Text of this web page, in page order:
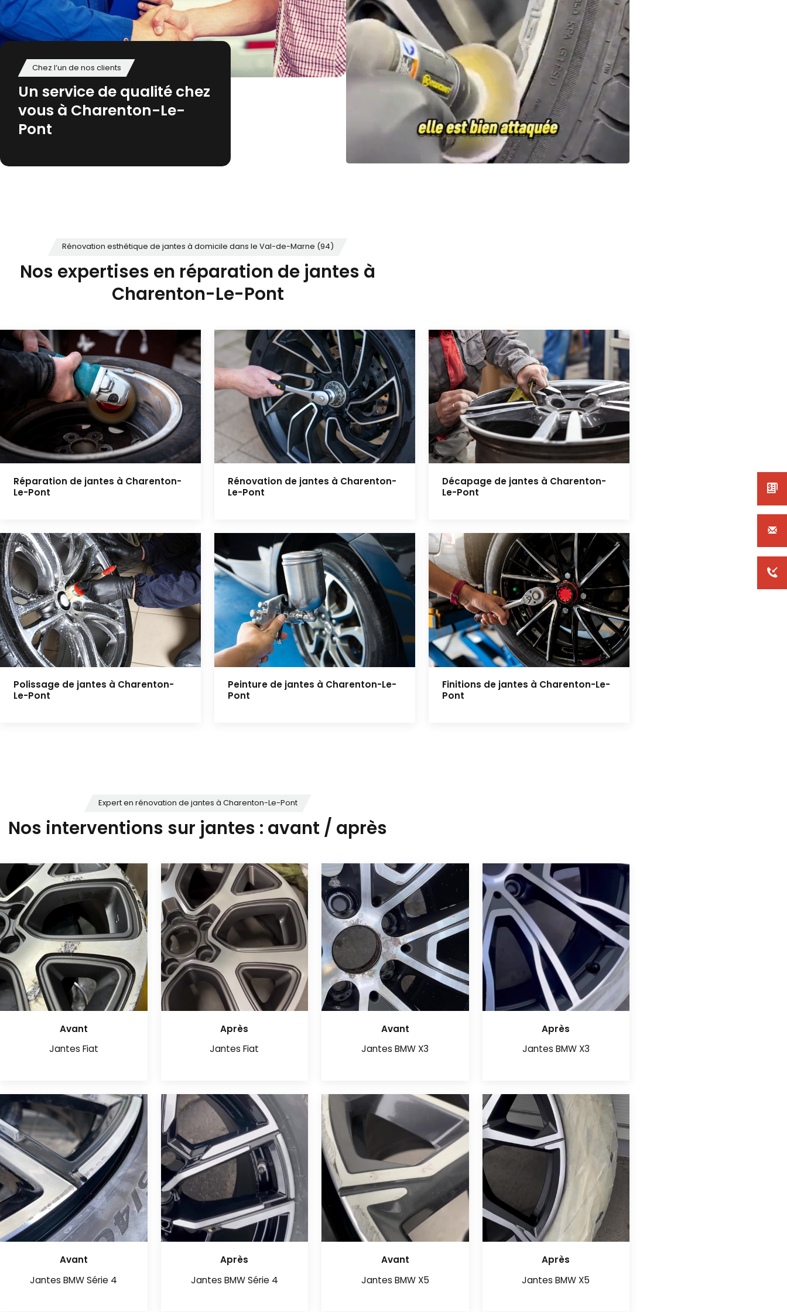
Un service de qualité chez
vous à Charenton-Le-
Pont
Chez l’un de nos clients
Nos expertises en réparation de jantes à
Charenton-Le-Pont
Rénovation esthétique de jantes à domicile dans le Val-de-Marne (94)
Réparation de jantes à Charenton-
Le-Pont
Rénovation de jantes à Charenton-
Le-Pont
Décapage de jantes à Charenton-
Le-Pont
Polissage de jantes à Charenton-
Le-Pont
Peinture de jantes à Charenton-Le-
Pont
Finitions de jantes à Charenton-Le-
Pont
Nos interventions sur jantes : avant / après
Expert en rénovation de jantes à Charenton-Le-Pont
Avant
Jantes Fiat
Après
Jantes Fiat
Avant
Jantes BMW X3
Après
Jantes BMW X3
Avant
Jantes BMW Série 4
Après
Jantes BMW Série 4
Avant
Jantes BMW X5
Après
Jantes BMW X5